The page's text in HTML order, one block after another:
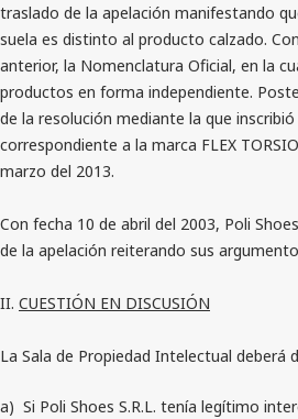
traslado de la apelación manifestando
suela es distinto al producto calzado.
anterior, la Nomenclatura Oficial, en la
productos en forma independiente.
de la resolución mediante la que
correspondiente a la marca FLEX
marzo del 2013.
Con fecha 10 de abril del 2003, Poli
de la apelación reiterando sus
II. CUESTIÓN EN DISCUSIÓN
La Sala de Propiedad Intelectual deberá
a) Si Poli Shoes S.R.L. tenía legítimo